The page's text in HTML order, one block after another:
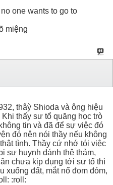
one wants to go to
miệng
thâỳ Shioda và ông hiệu
thấy sư tổ quăng học trò
tin và đã để sự việc đó
đó nên nói thầy nếu không
tình. Thầy cứ nhớ tói việc
sư huynh đánh thê thảm,
chưa kịp đụng tới sư tổ thì
xuống đất, mắt nổ đom đóm,
:roll: